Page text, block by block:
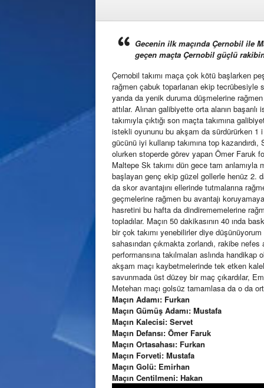
Gecenin ilk maçında Çernobil ile
geçen maçta Çernobil güçlü
Çernobil takımı maça çok kötü başlarken
rağmen çabuk toparlanan ekip tecrübesiyle
yarıda da yenik duruma düşmelerine
attılar. Alınan galibiyette orta alanın
takımıyla çıktığı son maçta takımına
istekli oyununu bu akşam da sürdürürken 1
gücünü iyi kullanıp takımına top
olurken stoperde görev yapan Ömer Faruk
Maltepe Sk takımı dün gece tam
başlayan genç ekip güzel gollerle henüz 2.
da skor avantajını ellerinde tutmalarına
geçmelerine rağmen bu avantajı
hasretini bu hafta da dindirememelerine
topladılar. Maçın 50 dakikasının 40 ında
bir çok takımı yenebilirler diye
sahasından çıkmakta zorlandı, rakibe
performansına takılmaları aslında
akşam maçı kaybetmelerinde tek etken
savunmada üst düzey bir maç çıkardılar,
Metehan maçı golsüz tamamlasa da o da
Maçın Adamı: Furkan
Maçın Gümüş Adamı: Mustafa
Maçın Kalecisi: Servet
Maçın Defansı: Ömer Faruk
Maçın Ortasahası: Furkan
Maçın Forveti: Mustafa
Maçın Golü: Emirhan
Maçın Centilmeni: Hakan